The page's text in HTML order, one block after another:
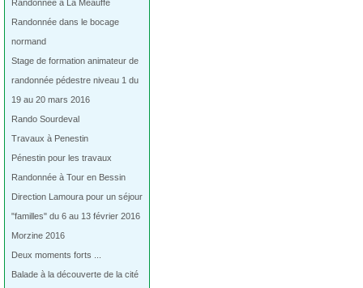
Randonnée à La Meauffe
Randonnée dans le bocage
normand
Stage de formation animateur de
randonnée pédestre niveau 1 du
19 au 20 mars 2016
Rando Sourdeval
Travaux à Penestin
Pénestin pour les travaux
Randonnée à Tour en Bessin
Direction Lamoura pour un séjour
"familles" du 6 au 13 février 2016
Morzine 2016
Deux moments forts ...
Balade à la découverte de la cité